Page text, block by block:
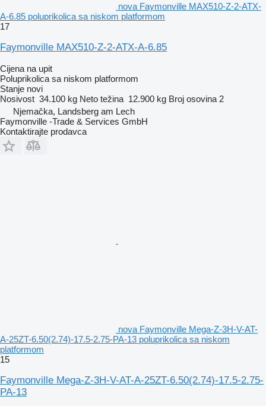
nova Faymonville MAX510-Z-2-ATX-
A-6.85 poluprikolica sa niskom platformom
17
Faymonville MAX510-Z-2-ATX-A-6.85
Cijena na upit
Poluprikolica sa niskom platformom
Stanje novi
Nosivost 34.100 kg Neto težina 12.900 kg Broj osovina 2
Njemačka, Landsberg am Lech
Faymonville -Trade & Services GmbH
Kontaktirajte prodavca
nova Faymonville Mega-Z-3H-V-AT-
A-25ZT-6.50(2.74)-17.5-2.75-PA-13 poluprikolica sa niskom
platformom
15
Faymonville Mega-Z-3H-V-AT-A-25ZT-6.50(2.74)-17.5-2.75-
PA-13